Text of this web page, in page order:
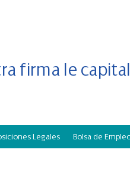
firma le
Legales Bolsa de